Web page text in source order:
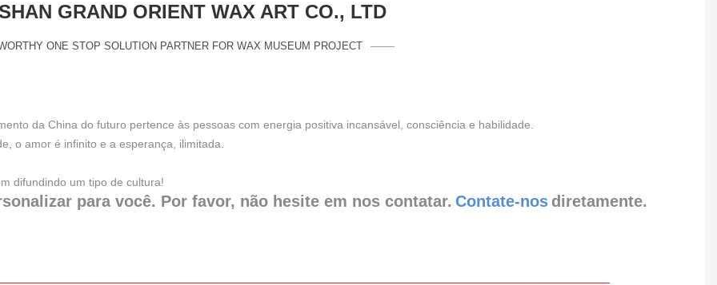
GRAND ORIENT WAX ART CO., LTD
ONE STOP SOLUTION PARTNER FOR WAX MUSEUM PROJECT
da China do futuro pertence às pessoas com energia positiva incansável, consciência e habilidade.
o amor é infinito e a esperança, ilimitada.
difundindo um tipo de cultura!
para você. Por favor, não hesite em nos contatar. Contate-nos diretamente.